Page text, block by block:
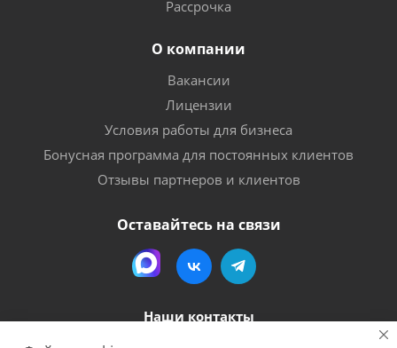
Рассрочка
О компании
Вакансии
Лицензии
Условия работы для бизнеса
Бонусная программа для постоянных клиентов
Отзывы партнеров и клиентов
Оставайтесь на связи
Наши контакты